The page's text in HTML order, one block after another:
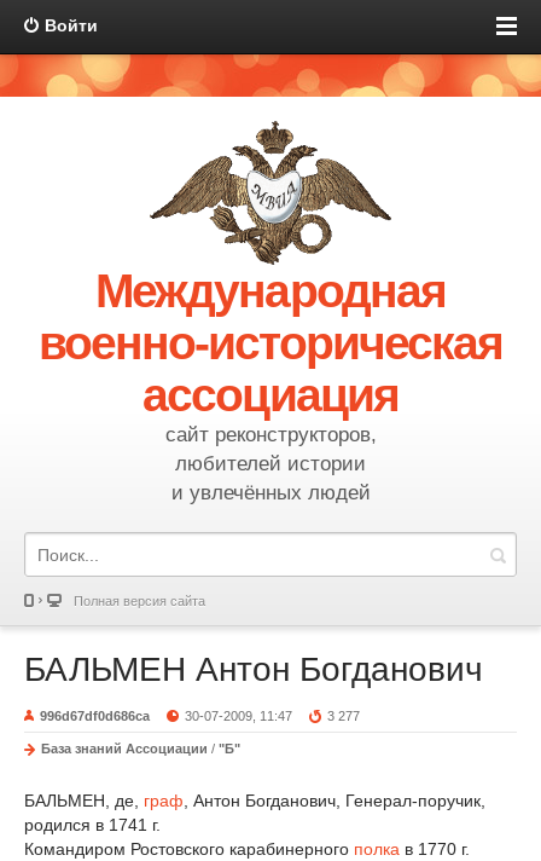
Войти
Международная
военно-историческая
ассоциация
сайт реконструкторов,
любителей истории
и увлечённых людей
Полная версия сайта
БАЛЬМЕН Антон Богданович
996d67df0d686ca 30-07-2009, 11:47 3 277
База знаний Ассоциации / "Б"
БАЛЬМЕН, де, граф , Антон Богданович, Генерал-поручик,
родился в 1741 г.
Командиром Ростовского карабинерного полка в 1770 г.